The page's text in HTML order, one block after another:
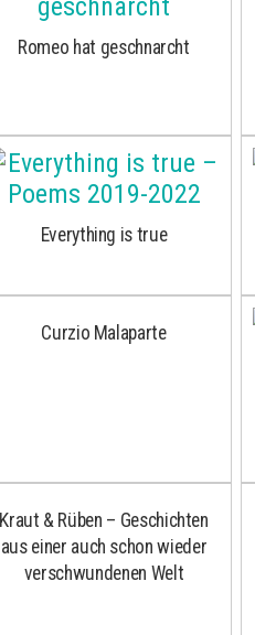
Romeo hat geschnarcht
Everything is true
Curzio Malaparte
Kraut & Rüben – Geschichten
aus einer auch schon wieder
verschwundenen Welt